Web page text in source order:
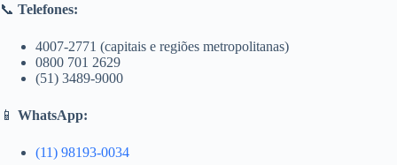
📞 Telefones:
4007-2771 (capitais e regiões metropolitanas)
0800 701 2629
(51) 3489-9000
📱 WhatsApp:
(11) 98193-0034